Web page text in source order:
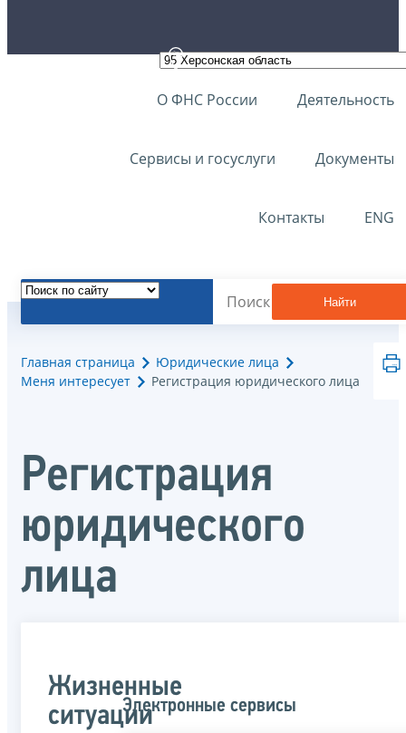
О ФНС России Деятельность
Сервисы и госуслуги Документы
Контакты ENG
Найти
Главная страница
Юридические лица
Меня интересует
Регистрация юридического лица
Регистрация
юридического
лица
Жизненные
ситуацииЭлектронные сервисы